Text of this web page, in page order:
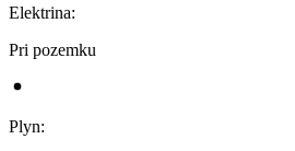
Elektrina:
Pri pozemku
Plyn: